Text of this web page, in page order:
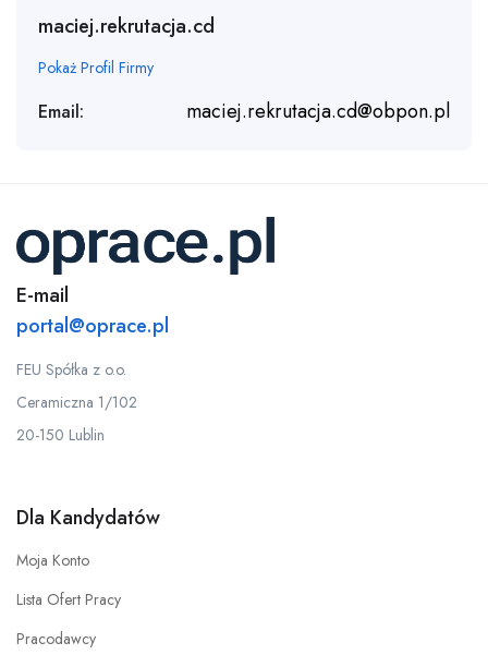
maciej.rekrutacja.cd
Pokaż Profil Firmy
Email: maciej.rekrutacja.cd@obpon.pl
E-mail
portal@oprace.pl
FEU Spółka z o.o.
Ceramiczna 1/102
20-150 Lublin
Dla Kandydatów
Moja Konto
Lista Ofert Pracy
Pracodawcy